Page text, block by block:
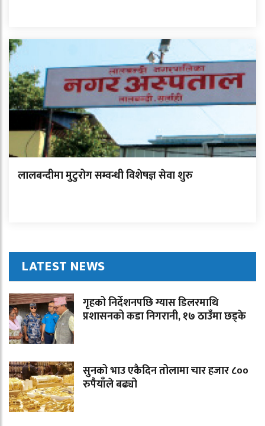
लालबन्दीमा मुटुरोग सम्वन्धी विशेषज्ञ सेवा शुरु
LATEST NEWS
गृहको निर्देशनपछि ग्यास डिलरमाथि
प्रशासनको कडा निगरानी, १७ ठाउँमा छड्के
सुनको भाउ एकैदिन तोलामा चार हजार ८००
रुपैयाँले बढ्यो